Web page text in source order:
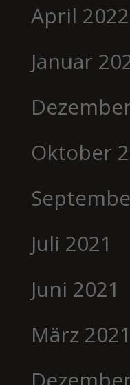
April 2022
Januar
Oktober
Juli 2021
Juni 2021
März 2021